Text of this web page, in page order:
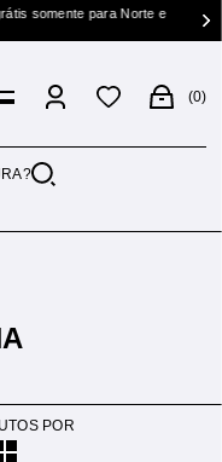
somente para Norte e
0
POR